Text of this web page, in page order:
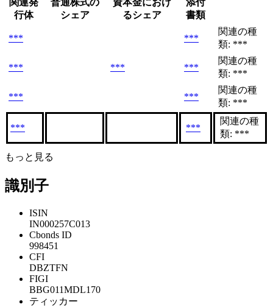
関連発
行体
普通株式の
シェア
資本金におけ
るシェア
添付
書類
*** ***
関連の種
類: ***
*** *** ***
関連の種
類: ***
*** ***
関連の種
類: ***
*** ***
関連の種
類: ***
もっと見る
識別子
ISIN
IN000257C013
Cbonds ID
998451
CFI
DBZTFN
FIGI
BBG011MDL170
ティッカー